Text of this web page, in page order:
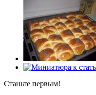
Станьте первым!